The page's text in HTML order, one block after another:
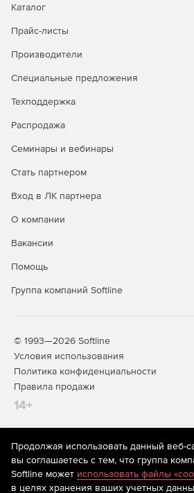
Каталог
Прайс-листы
Производители
Специальные предложения
Техподдержка
Распродажа
Семинары и вебинары
Стать партнером
Вход в ЛК партнера
О компании
Вакансии
Помощь
Группа компаний Softline
© 1993—2026 Softline
Условия использования
Политика конфиденциальности
Правила продажи
14+
На информационном ресурсе
рекомендательные технологии
предоставления информации на основе
систематизации и анализа сведений,
Продолжая использовать данный веб-
вы соглашаетесь с тем, что группа
Softline может использовать файлы
в целях хранения ваших учетных